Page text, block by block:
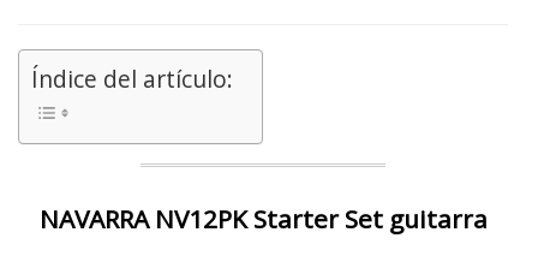
Índice del artículo:
NAVARRA NV12PK Starter Set guitarra